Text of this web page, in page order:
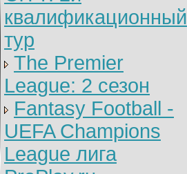
квалификационный
тур
The Premier
League: 2 cезон
Fantasy Football -
UEFA Champions
League лига